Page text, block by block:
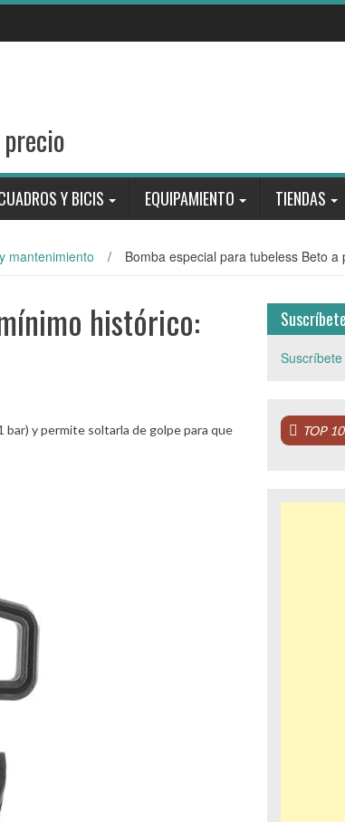
Y BICIS EQUIPAMIENTO TIENDAS
mantenimiento / Bomba especial para tubeless Beto
histórico:
bar) y permite soltarla de golpe para que
Suscríbete
TOP